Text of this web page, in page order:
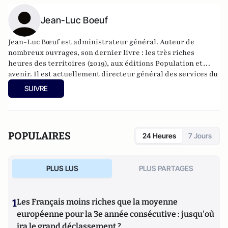
Jean-Luc Boeuf
Jean-Luc Bœuf est administrateur général. Auteur de
nombreux ouvrages, son dernier livre : les très riches
heures des territoires (2019), aux éditions Population et
avenir. Il est actuellement directeur général des services du
conseil départemental de la Drôme (26)
SUIVRE
POPULAIRES 24 Heures 7 Jours
PLUS LUS PLUS PARTAGES
1Les Français moins riches que la moyenne
européenne pour la 3e année consécutive : jusqu'où